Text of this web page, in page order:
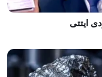
ايتتى